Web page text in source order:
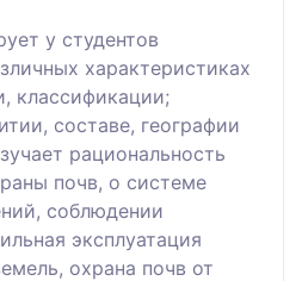
у студентов
характеристиках
классификации;
составе, географии
рациональность
почв, о системе
соблюдении
эксплуатация
охрана почв от